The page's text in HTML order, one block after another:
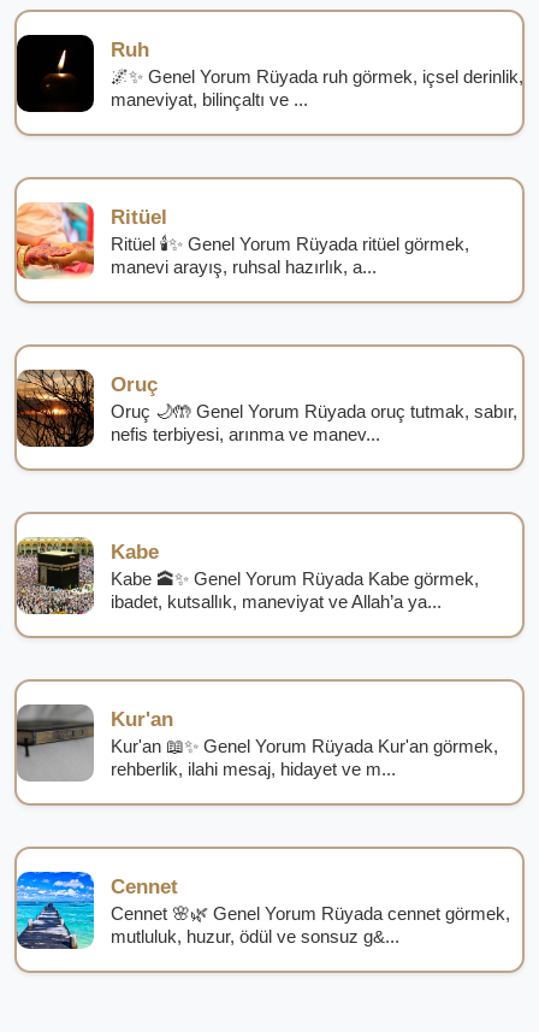
Ruh
🌌✨ Genel Yorum Rüyada ruh görmek, içsel derinlik,
maneviyat, bilinçaltı ve ...
Ritüel
Ritüel 🕯️✨ Genel Yorum Rüyada ritüel görmek,
manevi arayış, ruhsal hazırlık, a...
Oruç
Oruç 🌙🤲 Genel Yorum Rüyada oruç tutmak, sabır,
nefis terbiyesi, arınma ve manev...
Kabe
Kabe 🕋✨ Genel Yorum Rüyada Kabe görmek,
ibadet, kutsallık, maneviyat ve Allah’a ya...
Kur'an
Kur'an 📖✨ Genel Yorum Rüyada Kur'an görmek,
rehberlik, ilahi mesaj, hidayet ve m...
Cennet
Cennet 🌸🌿 Genel Yorum Rüyada cennet görmek,
mutluluk, huzur, ödül ve sonsuz g&...